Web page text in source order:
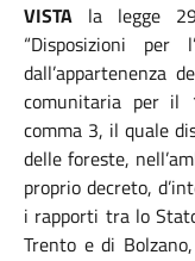
VISTA la legge
“Disposizioni per
dall’appartenenza
comunitaria per il
comma 3, il quale
delle foreste,
proprio decreto,
i rapporti tra lo
Trento e di